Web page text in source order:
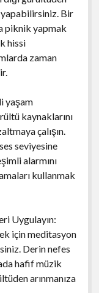
yapabilirsiniz. Bir
piknik yapmak
hissi
zaman
yaşam
kaynaklarını
çalışın.
seviyesine
alarmını
kullanmak
Uygulayın:
için meditasyon
Derin nefes
hafif müzik
arınmanıza